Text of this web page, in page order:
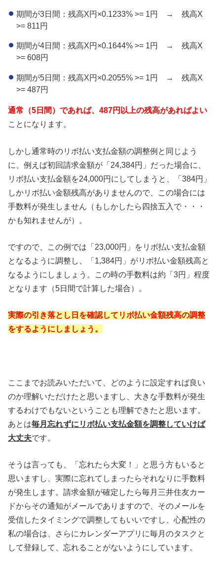
期間が3日間：残高X円×0.1233% >= 1円 → 残高X
>= 811円
期間が4日間：残高X円×0.1644% >= 1円 → 残高X
>= 608円
期間が5日間：残高X円×0.2055% >= 1円 → 残高X
>= 487円
通常（5日間）であれば、487円以上の残高があればよい
ことになります。
しかし通常時のリボ払い支払金額の調整例と同じよう
に、例えば初回請求金額が「24,384円」だった場合に、
リボ払い支払金額を24,000円にしてしまうと、「384円」
しかリボ払い金額残高がありませんので、この場合には
手数料が発生しません（もしかしたら四捨五入で・・・
かも知れませんが）。
ですので、この例では「23,000円」をリボ払い支払金額
となるように調整し、「1,384円」がリボ払い金額残高と
なるようにしましょう。この時の手数料は約「3円」程度
となります（5日間で計算した場合）。
実際の引き落とし日を確認してリボ払い金額残高の調整
をするようにしましょう。
ここまでお読みいただいて、どのように設定すれば良い
のか理解いただけたと思いますし、大きな手数料が発生
するわけでもないということも理解できたと思います。
あとは毎月忘れずにリボ払い支払金額を調整していけば
大丈夫です。
そうは言っても、「忘れたら大変！」と思う方もいると
思いますし、実際に忘れてしまったらそれなりに手数料
が発生します。請求金額が確定したら毎月三井住友カー
ドからその通知がメールでありますので、そのメールを
受信したタイミングで調整してもいいですし、心配性の
私の場合は、さらにカレンダーアプリに毎月のタスクと
して登録して、忘れることがないようにしています。